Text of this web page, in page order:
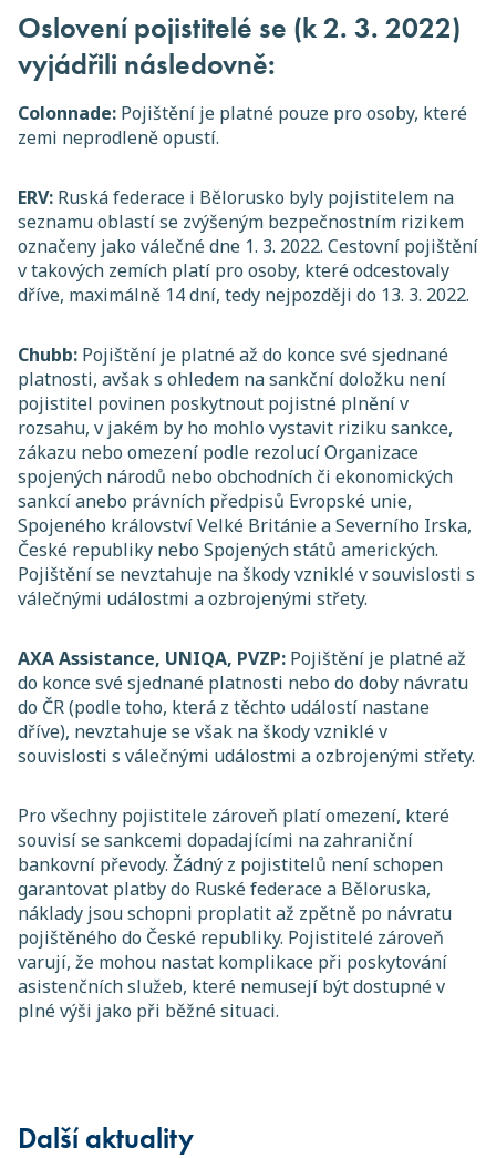
Oslovení pojistitelé se (k 2. 3. 2022)
vyjádřili následovně:
Colonnade: Pojištění je platné pouze pro osoby, které
zemi neprodleně opustí.
ERV: Ruská federace i Bělorusko byly pojistitelem na
seznamu oblastí se zvýšeným bezpečnostním rizikem
označeny jako válečné dne 1. 3. 2022. Cestovní pojištění
v takových zemích platí pro osoby, které odcestovaly
dříve, maximálně 14 dní, tedy nejpozději do 13. 3. 2022.
Chubb: Pojištění je platné až do konce své sjednané
platnosti, avšak s ohledem na sankční doložku není
pojistitel povinen poskytnout pojistné plnění v
rozsahu, v jakém by ho mohlo vystavit riziku sankce,
zákazu nebo omezení podle rezolucí Organizace
spojených národů nebo obchodních či ekonomických
sankcí anebo právních předpisů Evropské unie,
Spojeného království Velké Británie a Severního Irska,
České republiky nebo Spojených států amerických.
Pojištění se nevztahuje na škody vzniklé v souvislosti s
válečnými událostmi a ozbrojenými střety.
AXA Assistance, UNIQA, PVZP: Pojištění je platné až
do konce své sjednané platnosti nebo do doby návratu
do ČR (podle toho, která z těchto událostí nastane
dříve), nevztahuje se však na škody vzniklé v
souvislosti s válečnými událostmi a ozbrojenými střety.
Pro všechny pojistitele zároveň platí omezení, které
souvisí se sankcemi dopadajícími na zahraniční
bankovní převody. Žádný z pojistitelů není schopen
garantovat platby do Ruské federace a Běloruska,
náklady jsou schopni proplatit až zpětně po návratu
pojištěného do České republiky. Pojistitelé zároveň
varují, že mohou nastat komplikace při poskytování
asistenčních služeb, které nemusejí být dostupné v
plné výši jako při běžné situaci.
Další aktuality